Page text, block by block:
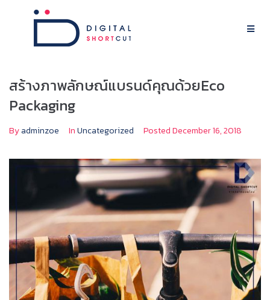
สร้างภาพลักษณ์แบรนด์คุณด้วยEco
Packaging
Byadminzoe InUncategorized PostedDecember 16, 2018